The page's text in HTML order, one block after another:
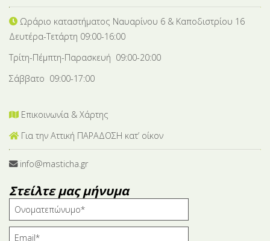
Ωράριο καταστήματος Ναυαρίνου 6 & Καποδιστρίου 16
Δευτέρα-Tετάρτη 09:00-16:00
Τρίτη-Πέμπτη-Παρασκευή 09:00-20:00
Σάββατο 09:00-17:00
Επικοινωνία & Χάρτης
Για την Αττική ΠΑΡΑΔΟΣΗ κατ’ οίκον
info@masticha.gr
Στείλτε μας μήνυμα